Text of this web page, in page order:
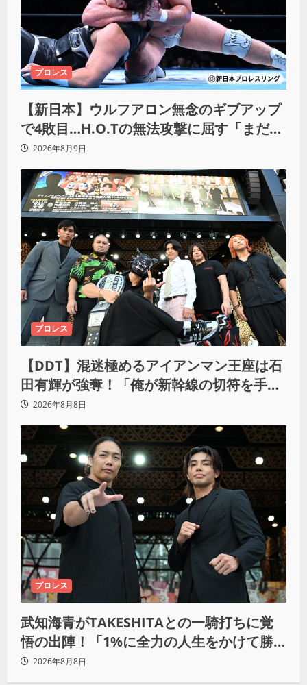
プロレス
【新日本】ウルフアロン無念のギブアップ
で4敗目…H.O.Tの無法攻撃に屈す「まだま
だ俺自身の力はこんなもんだなって」
2026年8月9日
プロレス
【DDT】混迷極めるアイアンマン王座は石
田有輝が強奪！「俺が新幹線の切符を手に
入れるからな！逃げ切るぞ」
2026年8月8日
プロレス
武知海青がTAKESHITAとの一騎打ちに覚
悟の出陣！「1%に全力の人生をかけて勝
ちにいきたい」
2026年8月8日